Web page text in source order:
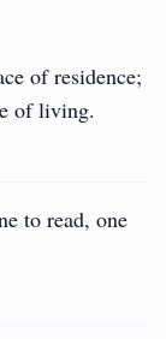
of residence;
of living.
to read, one